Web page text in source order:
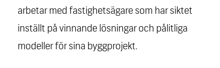
arbetar med fastighetsägare som har siktet
inställt på vinnande lösningar och pålitliga
modeller för sina byggprojekt.